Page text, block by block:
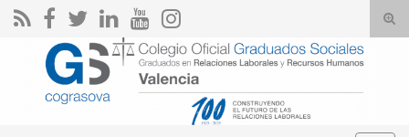
el
Search for: